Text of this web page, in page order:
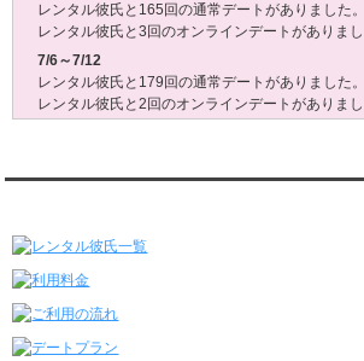
レンタル彼氏と165回の通常デートがありました。
レンタル彼氏と3回のオンラインデートがありまし
7/6～7/12
レンタル彼氏と179回の通常デートがありました。
レンタル彼氏と2回のオンラインデートがありまし
レンタル彼氏と3回のオンラインデートがありま
レンタル彼氏と2回のオンラインデートがありまし
6/15～6/21
レンタル彼氏と4回のオンラインデートがありまし
6/8～6/14